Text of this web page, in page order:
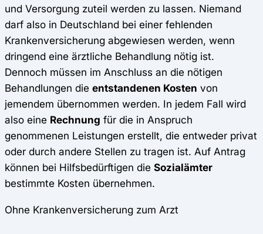
und Versorgung zuteil werden zu lassen. Niemand
darf also in Deutschland bei einer fehlenden
Krankenversicherung abgewiesen werden, wenn
dringend eine ärztliche Behandlung nötig ist.
Dennoch müssen im Anschluss an die nötigen
Behandlungen die entstandenen Kosten von
jemendem übernommen werden. In jedem Fall wird
also eine Rechnung für die in Anspruch
genommenen Leistungen erstellt, die entweder privat
oder durch andere Stellen zu tragen ist. Auf Antrag
können bei Hilfsbedürftigen die Sozialämter
bestimmte Kosten übernehmen.
Ohne Krankenversicherung zum Arzt